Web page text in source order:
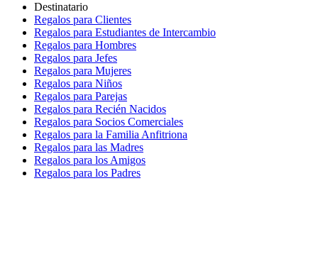
Destinatario
Regalos para Clientes
Regalos para Estudiantes de Intercambio
Regalos para Hombres
Regalos para Jefes
Regalos para Mujeres
Regalos para Niños
Regalos para Parejas
Regalos para Recién Nacidos
Regalos para Socios Comerciales
Regalos para la Familia Anfitriona
Regalos para las Madres
Regalos para los Amigos
Regalos para los Padres